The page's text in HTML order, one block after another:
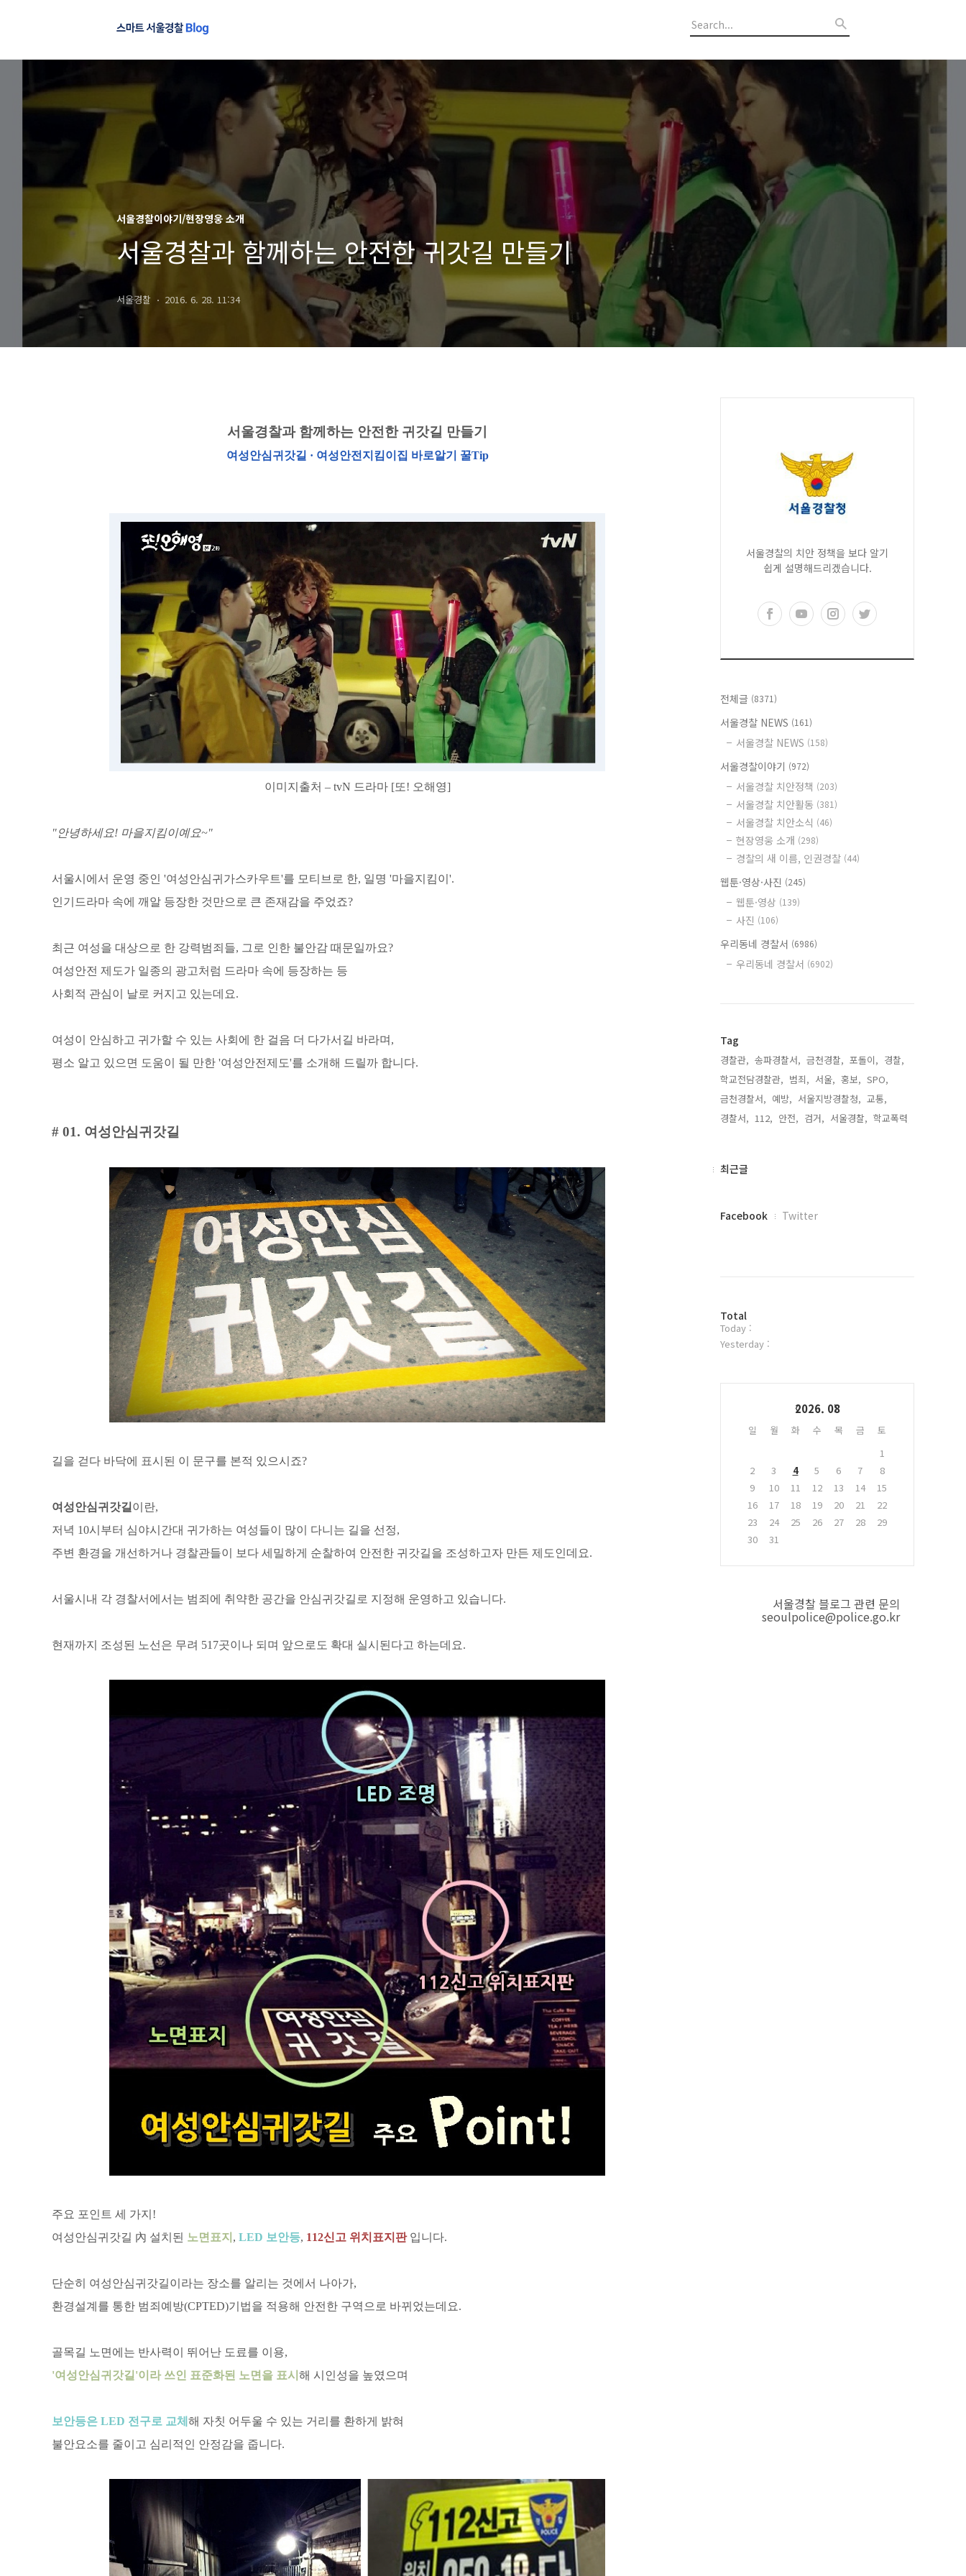
서울경찰이야기/현장영웅 소개
서울경찰과 함께하는 안전한 귀갓길 만들기
서울경찰 2016. 6. 28. 11:34
서울경찰과 함께하는 안전한 귀갓길 만들기
여성안심귀갓길 · 여성안전지킴이집 바로알기 꿀Tip
이미지출처 – tvN 드라마 [또! 오해영]
"안녕하세요! 마을지킴이예요~"
서울시에서 운영 중인 '여성안심귀가스카우트'를 모티브로 한, 일명 '마을지킴이'.
인기드라마 속에 깨알 등장한 것만으로 큰 존재감을 주었죠?
최근 여성을 대상으로 한 강력범죄들, 그로 인한 불안감 때문일까요?
여성안전 제도가 일종의 광고처럼 드라마 속에 등장하는 등
사회적 관심이 날로 커지고 있는데요.
여성이 안심하고 귀가할 수 있는 사회에 한 걸음 더 다가서길 바라며,
평소 알고 있으면 도움이 될 만한 '여성안전제도'를 소개해 드릴까 합니다.
# 01. 여성안심귀갓길
길을 걷다 바닥에 표시된 이 문구를 본적 있으시죠?
여성안심귀갓길 이란,
저녁 10시부터 심야시간대 귀가하는 여성들이 많이 다니는 길을 선정,
주변 환경을 개선하거나 경찰관들이 보다 세밀하게 순찰하여 안전한 귀갓길을 조성하고자 만든 제도인데요.
서울시내 각 경찰서에서는 범죄에 취약한 공간을 안심귀갓길로 지정해 운영하고 있습니다.
현재까지 조성된 노선은 무려 517곳이나 되며 앞으로도 확대 실시된다고 하는데요.
주요 포인트 세 가지!
여성안심귀갓길 內 설치된
노면표지 , LED 보안등, 112신고 위치표지판입니다.
단순히 여성안심귀갓길이라는 장소를 알리는 것에서 나아가,
환경설계를 통한 범죄예방(CPTED)기법을 적용해 안전한 구역으로 바뀌었는데요.
골목길 노면에는 반사력이 뛰어난 도료를 이용,
'여성안심귀갓길'이라 쓰인 표준화된 노면을 표시 해 시인성을 높였으며
보안등은 LED 전구로 교체 해 자칫 어두울 수 있는 거리를 환하게 밝혀
불안요소를 줄이고 심리적인 안정감을 줍니다.
서울경찰의 치안 정책을 보다 알기
쉽게 설명해드리겠습니다.
전체글 (8371)
서울경찰 NEWS (161)
서울경찰 NEWS (158)
서울경찰이야기 (972)
서울경찰 치안정책 (203)
서울경찰 치안활동 (381)
서울경찰 치안소식 (46)
현장영웅 소개 (298)
경찰의 새 이름, 인권경찰 (44)
웹툰·영상·사진 (245)
웹툰·영상 (139)
사진 (106)
우리동네 경찰서 (6986)
우리동네 경찰서 (6902)
Tag
경찰관, 송파경찰서, 금천경찰, 포돌이, 경찰,
학교전담경찰관, 범죄, 서울, 홍보, SPO,
금천경찰서, 예방, 서울지방경찰청, 교통,
경찰서, 112, 안전, 검거, 서울경찰, 학교폭력,
최
최근글
페
플
러
그
Facebook Twitter
방
문
자
Total
Today :
Yesterday :
2026. 08
일 월 화 수 목 금
토
1
2
3 4 5 6 7
8
9
10 11 12 13 14
15
16
17 18 19 20 21
22
23
24 25 26 27 28
29
30
31
서울경찰 블로그 관련 문의
seoulpolice@police.go.kr